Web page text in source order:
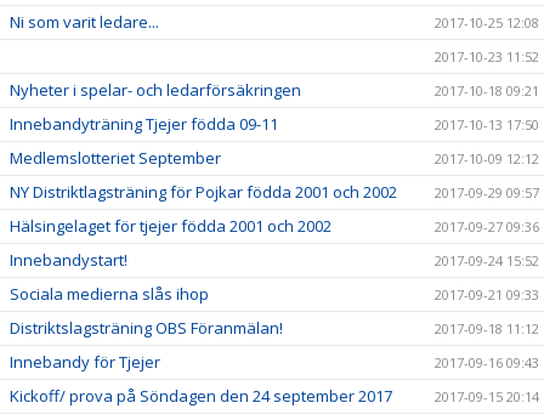
Ni som varit ledare...
2017-10-25 12:08
2017-10-23 11:52
Nyheter i spelar- och ledarförsäkringen 2017-10-18 09:21
Innebandyträning Tjejer födda 09-11 2017-10-13 17:50
Medlemslotteriet September 2017-10-09 12:12
NY Distriktlagsträning för Pojkar födda 2001 och 2002 2017-09-29 09:57
Hälsingelaget för tjejer födda 2001 och 2002 2017-09-27 09:36
Innebandystart! 2017-09-24 15:52
Sociala medierna slås ihop 2017-09-21 09:33
Distriktslagsträning OBS Föranmälan! 2017-09-18 11:12
Innebandy för Tjejer 2017-09-16 09:43
Kickoff/ prova på Söndagen den 24 september 2017 2017-09-15 20:14